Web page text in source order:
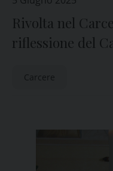
Rivolta nel
riflessione del
Carcere